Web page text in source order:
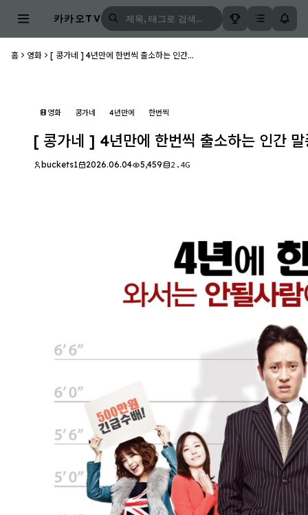
카카오TV
홈 영화 [ 콩가네 ] 4년만에 한번씩 출소하는 인간...
영화 콩가네 4년만에 한번씩
[ 콩가네 ] 4년만에 한번씩 출소하는 인간
buckets1 2026.06.04 5,459 2.4G